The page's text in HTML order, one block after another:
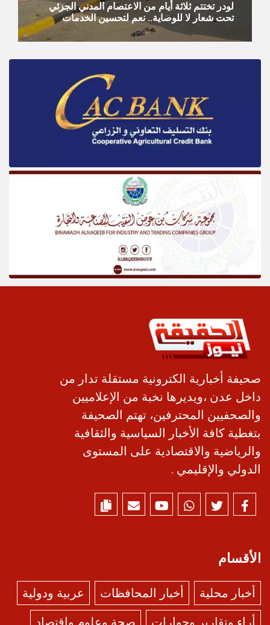
لودر تختتم ثلاثة أيام من الاعتصام المدني الجزئي
تحت شعار لا للوصاية.. نعم لتحسين الخدمات
صحيفة أخبارية الكترونية مستقلة تدار من
داخل عدن ،ويديرها نخبة من الإعلاميين
والصحفيين المحترفين، تهتم الصحيفة
بتغطية كافة الأخبار السياسية والثقافية
والرياضية والاقتصادية على المستوى
الدولي والإقليمي .
الأقسام
أخبار محلية أخبار المحافظات
عربية ودولية